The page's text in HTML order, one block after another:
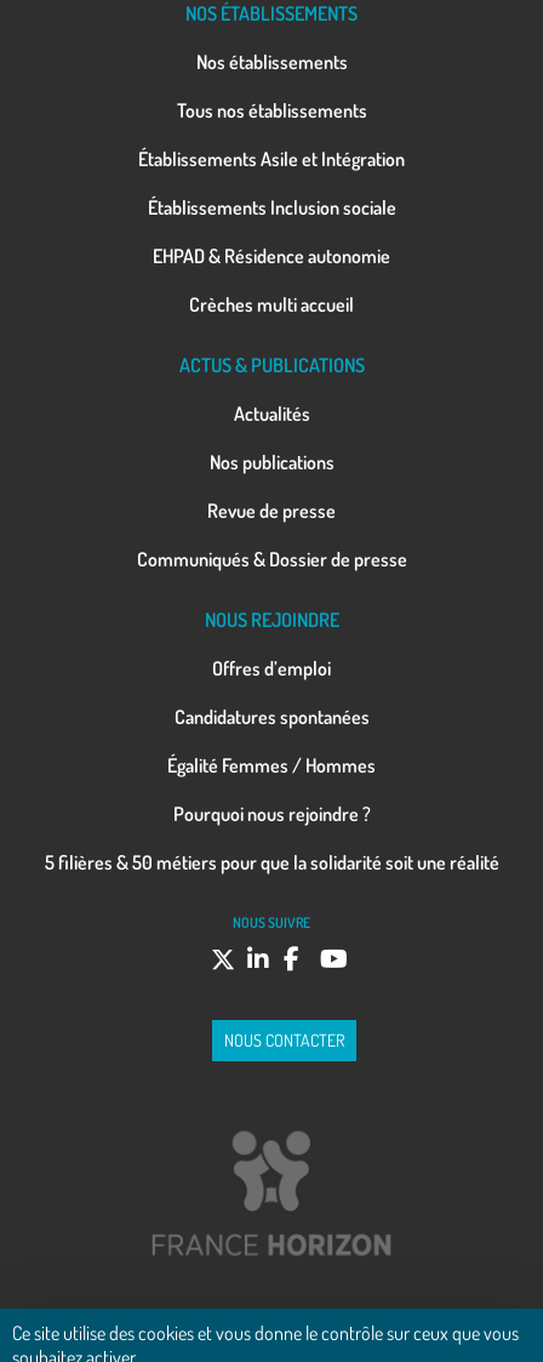
NOS ÉTABLISSEMENTS
Nos établissements
Tous nos établissements
Établissements Asile et Intégration
Établissements Inclusion sociale
EHPAD & Résidence autonomie
Crèches multi accueil
ACTUS & PUBLICATIONS
Actualités
Nos publications
Revue de presse
Communiqués & Dossier de presse
NOUS REJOINDRE
Offres d’emploi
Candidatures spontanées
Égalité Femmes / Hommes
Pourquoi nous rejoindre ?
5 filières & 50 métiers pour que la solidarité soit une réalité
NOUS SUIVRE
NOUS CONTACTER
Ce site utilise des cookies et vous donne le contrôle sur ceux que vous
souhaitez activer